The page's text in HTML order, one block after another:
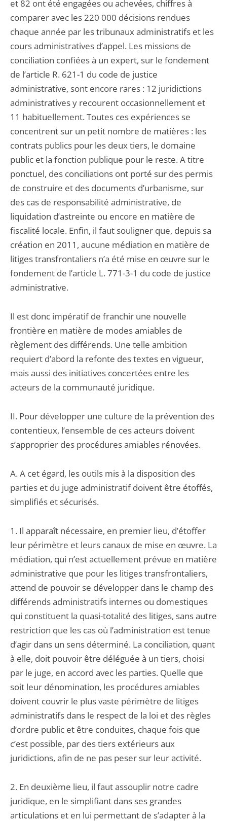
et 82 ont été engagées ou achevées, chiffres à
comparer avec les 220 000 décisions rendues
chaque année par les tribunaux administratifs et les
cours administratives d’appel. Les missions de
conciliation confiées à un expert, sur le fondement
de l’article R. 621-1 du code de justice
administrative, sont encore rares : 12 juridictions
administratives y recourent occasionnellement et
11 habituellement. Toutes ces expériences se
concentrent sur un petit nombre de matières : les
contrats publics pour les deux tiers, le domaine
public et la fonction publique pour le reste. A titre
ponctuel, des conciliations ont porté sur des permis
de construire et des documents d’urbanisme, sur
des cas de responsabilité administrative, de
liquidation d’astreinte ou encore en matière de
fiscalité locale. Enfin, il faut souligner que, depuis sa
création en 2011, aucune médiation en matière de
litiges transfrontaliers n’a été mise en œuvre sur le
fondement de l’article L. 771-3-1 du code de justice
administrative.
Il est donc impératif de franchir une nouvelle
frontière en matière de modes amiables de
règlement des différends. Une telle ambition
requiert d’abord la refonte des textes en vigueur,
mais aussi des initiatives concertées entre les
acteurs de la communauté juridique.
II. Pour développer une culture de la prévention des
contentieux, l’ensemble de ces acteurs doivent
s’approprier des procédures amiables rénovées.
A. A cet égard, les outils mis à la disposition des
parties et du juge administratif doivent être étoffés,
simplifiés et sécurisés.
1. Il apparaît nécessaire, en premier lieu, d’étoffer
leur périmètre et leurs canaux de mise en œuvre. La
médiation, qui n’est actuellement prévue en matière
administrative que pour les litiges transfrontaliers,
attend de pouvoir se développer dans le champ des
différends administratifs internes ou domestiques
qui constituent la quasi-totalité des litiges, sans autre
restriction que les cas où l’administration est tenue
d’agir dans un sens déterminé. La conciliation, quant
à elle, doit pouvoir être déléguée à un tiers, choisi
par le juge, en accord avec les parties. Quelle que
soit leur dénomination, les procédures amiables
doivent couvrir le plus vaste périmètre de litiges
administratifs dans le respect de la loi et des règles
d’ordre public et être conduites, chaque fois que
c’est possible, par des tiers extérieurs aux
juridictions, afin de ne pas peser sur leur activité.
2. En deuxième lieu, il faut assouplir notre cadre
juridique, en le simplifiant dans ses grandes
articulations et en lui permettant de s’adapter à la